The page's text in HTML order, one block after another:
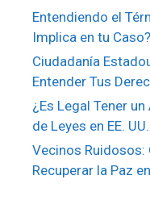
Entendiendo el
Implica en tu Caso?
Ciudadanía
Entender Tus
¿Es Legal Tener
de Leyes en EE.
Vecinos Ruidosos:
Recuperar la Paz